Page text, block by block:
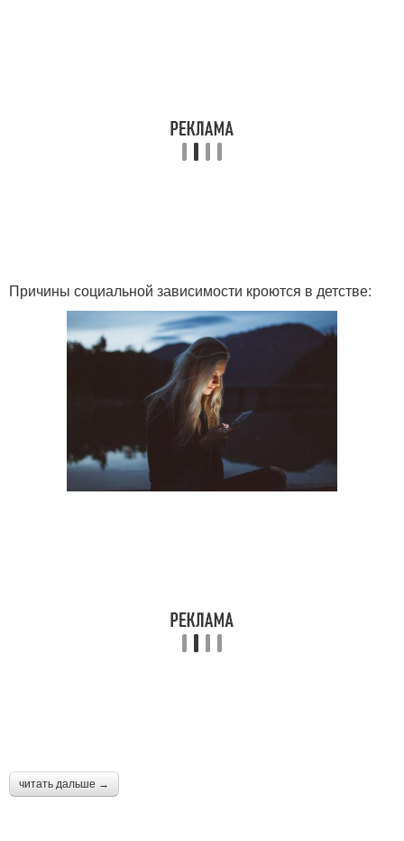
Причины социальной зависимости кроются в детстве:
читать дальше →